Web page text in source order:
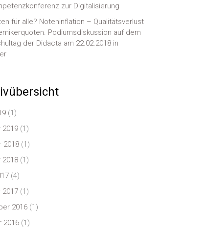
zur Digitalisierung
für alle? Noteninflation – Qualitätsverlust
Podiumsdiskussion auf dem
der Didacta am 22.02.2018 in
(1)
2019 (1)
2018 (1)
2018 (1)
(4)
2017 (1)
2016 (1)
2016 (1)